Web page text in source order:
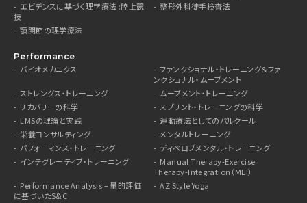
エビデンスに基づく理学療法 :陸上競
技
整形外科徒手検査法
顎関節の理学療法
Performance
バイオメカニクス
ファンクショナル・トレーニング＆ファ
ンクショナル・ムーブメント
ストレングス・トレーニング
ムーブメント・トレーニング
リカバリーの科学
スプリント・トレーニングの科学
LMSの理論と実践
運動療法としてのパルクール
栄養コンサルティング
メンタルトレーニング
パフォーマンス・トレーニング
ディベロプメンタル・トレーニング
インテグレーティブ・トレーニング
Manual Therapy-Exercise
Therapy-Integration（MEI）
Performance Analysis – 量的評価
に基づいたS&C
AZ Style Yoga